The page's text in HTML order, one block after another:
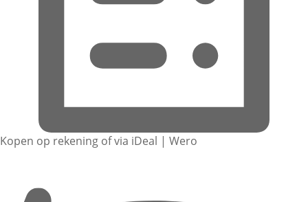
Kopen op rekening of via iDeal | Wero